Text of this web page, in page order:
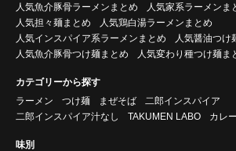
人気魚介豚骨ラーメンまとめ
人気家系ラーメンま
人気担々麺まとめ
人気鶏白湯ラーメンまとめ
人気インスパイア系ラーメンまとめ
人気醤油つけ
人気魚介豚骨つけ麺まとめ
人気変わり種つけ麺ま
カテゴリーから探す
ラーメン
つけ麺 まぜそば
二郎インスパイア
二郎インスパイア汁なし
TAKUMEN LABO カレー
味別